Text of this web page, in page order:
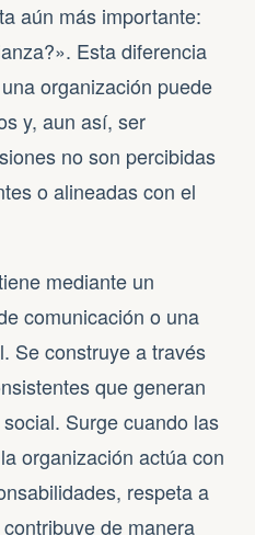
aún más importante:
Esta diferencia
organización puede
y, aun así, ser
no son percibidas
o alineadas con el
mediante un
comunicación o una
Se construye a través
que generan
Surge cuando las
organización actúa con
respeta a
de manera